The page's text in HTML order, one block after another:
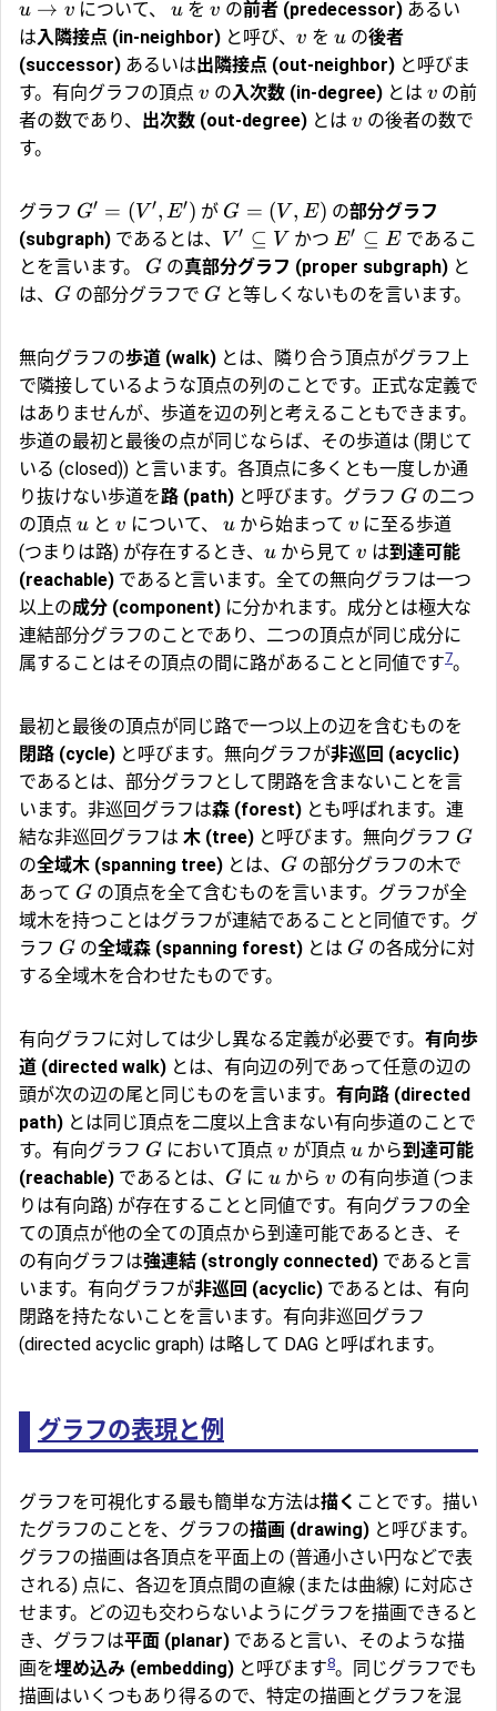
u → v について、u をv の前者 (predecessor) あるい
は入隣接点 (in-neighbor) と呼び、 v を uの後者
(successor) あるいは出隣接点 (out-neighbor) と呼びま
す。有向グラフの頂点 v の入次数 (in-degree)とは v の前
者の数であり、 出次数 (out-degree) とは v の後者の数で
す。
グラフ G′ = (V ′, E′) が G = (V , E) の部分グラフ
(subgraph) であるとは、 V ′ ⊆ V かつ E′ ⊆ E であるこ
とを言います。 G の真部分グラフ (proper subgraph) と
は、 G の部分グラフで G と等しくないものを言います。
無向グラフの歩道 (walk) とは、隣り合う頂点がグラフ上
で隣接しているような頂点の列のことです。正式な定義で
はありませんが、歩道を辺の列と考えることもできます。
歩道の最初と最後の点が同じならば、その歩道は (閉じて
いる (closed)) と言います。各頂点に多くとも一度しか通
り抜けない歩道を路 (path) と呼びます。グラフ G の二つ
の頂点 u と v について、 uから始まって v に至る歩道
(つまりは路) が存在するとき、 u から見て v は到達可能
(reachable) であると言います。全ての無向グラフは一つ
以上の成分 (component) に分かれます。成分とは極大な
連結部分グラフのことであり、二つの頂点が同じ成分に
属することはその頂点の間に路があることと同値です7。
最初と最後の頂点が同じ路で一つ以上の辺を含むものを
閉路 (cycle) と呼びます。無向グラフが非巡回 (acyclic)
であるとは、部分グラフとして閉路を含まないことを言
います。非巡回グラフは森 (forest) とも呼ばれます。連
結な非巡回グラフは 木 (tree) と呼びます。無向グラフ G
の全域木 (spanning tree) とは、 G の部分グラフの木で
あって G の頂点を全て含むものを言います。グラフが全
域木を持つことはグラフが連結であることと同値です。グ
ラフ G の全域森 (spanning forest) とは G の各成分に対
する全域木を合わせたものです。
有向グラフに対しては少し異なる定義が必要です。 有向歩
道 (directed walk) とは、有向辺の列であって任意の辺の
頭が次の辺の尾と同じものを言います。 有向路 (directed
path) とは同じ頂点を二度以上含まない有向歩道のことで
す。有向グラフ G において頂点 v が頂点 uから到達可能
(reachable) であるとは、 G に u から v の有向歩道 (つま
りは有向路) が存在することと同値です。有向グラフの全
ての頂点が他の全ての頂点から到達可能であるとき、そ
の有向グラフは強連結 (strongly connected) であると言
います。有向グラフが非巡回 (acyclic) であるとは、有向
閉路を持たないことを言います。有向非巡回グラフ
(directed acyclic graph) は略して DAG と呼ばれます。
グラフの表現と例
グラフを可視化する最も簡単な方法は描く ことです。描い
たグラフのことを、グラフの描画 (drawing) と呼びます。
グラフの描画は各頂点を平面上の (普通小さい円などで表
される) 点に、各辺を頂点間の直線 (または曲線) に対応さ
せます。どの辺も交わらないようにグラフを描画できると
き、グラフは平面 (planar) であると言い、そのような描
画を埋め込み (embedding) と呼びます8。同じグラフでも
描画はいくつもあり得るので、特定の描画とグラフを混